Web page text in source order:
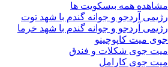
مشاهده همه بیسکویت ها
رژیمی آردجو و جوانه گندم با شهد توت
رژیمی آردجو و جوانه گندم با شهد خرما
جوی میت کاپوچینو
میت جوی شکلات و فندق
میت جوی کارامل